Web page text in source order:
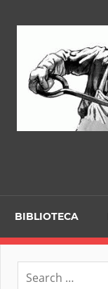
BIBLIOTECA